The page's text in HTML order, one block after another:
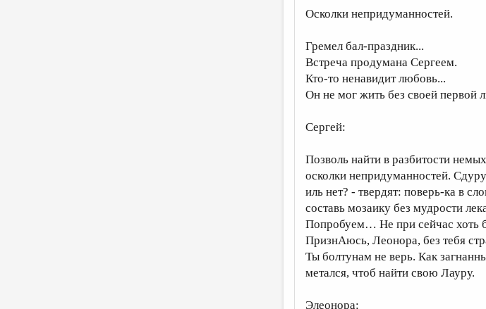
Осколки непридуманностей.
Гремел бал-праздник...
Встреча продумана Сергеем.
Кто-то ненавидит любовь...
Он не мог жить без своей первой
Сергей:
Позволь найти в разбитости
осколки непридуманностей.
иль нет? - твердят: поверь-ка в
составь мозаику без мудрости
Попробуем… Не при сейчас хоть
ПризнАюсь, Леонора, без тебя
Ты болтунам не верь. Как
метался, чтоб найти свою Лауру.
Элеонора: